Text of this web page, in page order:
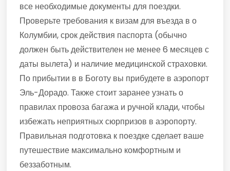
все необходимые документы для поездки.
Проверьте требования к визам для въезда в о
Колумбии, срок действия паспорта (обычно
должен быть действителен не менее 6 месяцев с
даты вылета) и наличие медицинской страховки.
По прибытии в в Боготу вы прибудете в аэропорт
Эль-Дорадо. Также стоит заранее узнать о
правилах провоза багажа и ручной клади, чтобы
избежать неприятных сюрпризов в аэропорту.
Правильная подготовка к поездке сделает ваше
путешествие максимально комфортным и
беззаботным.